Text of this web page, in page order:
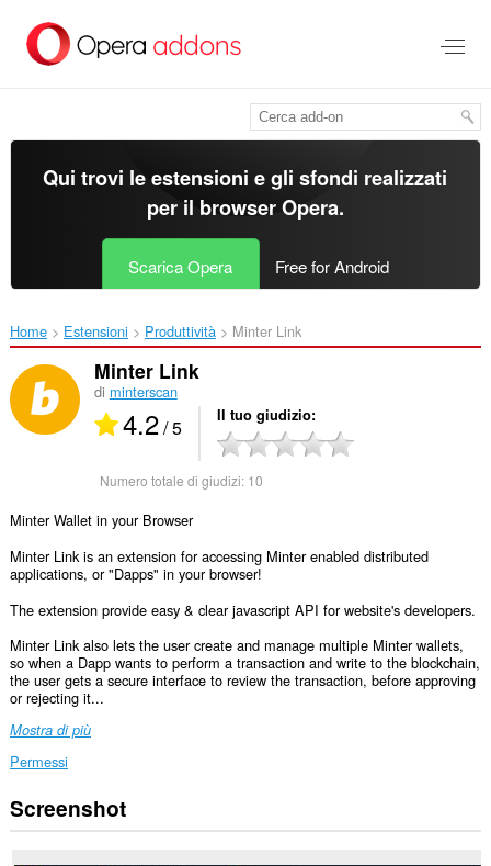
contenuto
Qui trovi le estensioni e gli sfondi realizzati
per il browser Opera.
Scarica Opera Free for Android
Home Estensioni Produttività Minter Link‎
Minter Link
di minterscan
4.2/ 5 Il tuo giudizio
Numero totale di giudizi: 10
Minter Wallet in your Browser
Minter Link is an extension for accessing Minter enabled distributed
applications, or "Dapps" in your browser!
The extension provide easy & clear javascript API for website's developers.
Minter Link also lets the user create and manage multiple Minter wallets,
so when a Dapp wants to perform a transaction and write to the blockchain,
the user gets a secure interface to review the transaction, before approving
or rejecting it...
Mostra di più
Permessi
Questa
estensione
accedere
Screenshot